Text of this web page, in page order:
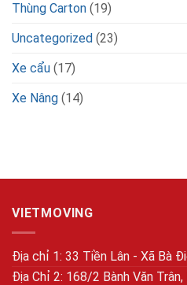
Thùng Carton (19)
Uncategorized (23)
Xe cẩu (17)
Xe Nâng (14)
VIETMOVING
Địa chỉ 1: 33 Tiền Lân - Xã Bà
Địa Chỉ 2: 168/2 Bành Văn